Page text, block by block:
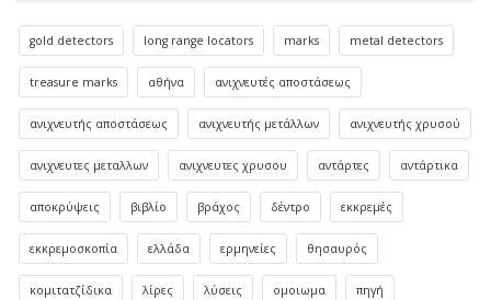
gold detectors long range locators marks metal detectors
treasure marks αθήνα ανιχνευτές αποστάσεως
ανιχνευτής αποστάσεως ανιχνευτής μετάλλων ανιχνευτής χρυσού
ανιχνευτες μεταλλων ανιχνευτες χρυσου αντάρτες αντάρτικα
αποκρύψεις βιβλίο βράχος δέντρο εκκρεμές
εκκρεμοσκοπία ελλάδα ερμηνείες θησαυρός
κομιτατζίδικα λίρες λύσεις ομοιωμα πηγή